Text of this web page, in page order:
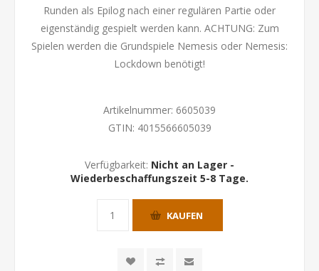
Runden als Epilog nach einer regulären Partie oder
eigenständig gespielt werden kann. ACHTUNG: Zum
Spielen werden die Grundspiele Nemesis oder Nemesis:
Lockdown benötigt!
Artikelnummer: 6605039
GTIN: 4015566605039
Verfügbarkeit: Nicht an Lager -
Wiederbeschaffungszeit 5-8 Tage.
KAUFEN